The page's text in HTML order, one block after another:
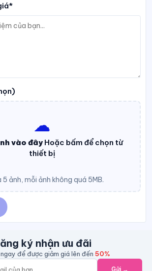
☁︎
vào đây Hoặc bấm để chọn từ
thiết bị
5 ảnh, mỗi ảnh không quá 5MB.
ký nhận ưu đãi
để được giảm giá lên đến 50%
Gửi →